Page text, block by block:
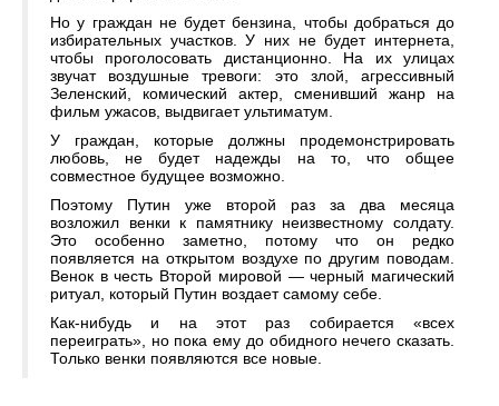
Но у граждан не будет бензина, чтобы добраться до
избирательных участков. У них не будет интернета,
чтобы проголосовать дистанционно. На их улицах
звучат воздушные тревоги: это злой, агрессивный
Зеленский, комический актер, сменивший жанр на
фильм ужасов, выдвигает ультиматум.
У граждан, которые должны продемонстрировать
любовь, не будет надежды на то, что общее
совместное будущее возможно.
Поэтому Путин уже второй раз за два месяца
возложил венки к памятнику неизвестному солдату.
Это особенно заметно, потому что он редко
появляется на открытом воздухе по другим поводам.
Венок в честь Второй мировой — черный магический
ритуал, который Путин воздает самому себе.
Как-нибудь и на этот раз собирается «всех
переиграть», но пока ему до обидного нечего сказать.
Только венки появляются все новые.